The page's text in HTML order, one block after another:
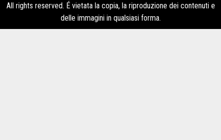
All rights reserved. É vietata la copia, la riproduzione dei contenuti e
delle immagini in qualsiasi forma.